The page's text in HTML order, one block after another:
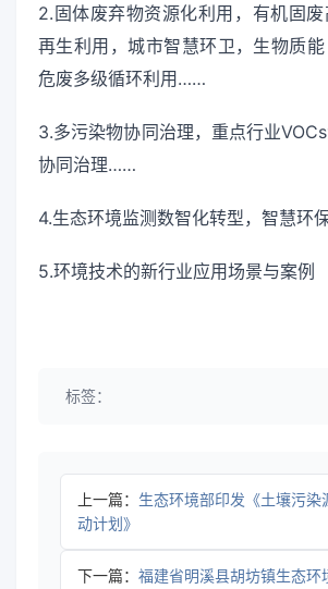
2.固体废弃物资源化利用，有机固
再生利用，城市智慧环卫，生物质能
危废多级循环利用……
3.多污染物协同治理，重点行业
协同治理……
4.生态环境监测数智化转型，智慧环
5.环境技术的新行业应用场景与案例
标签：
上一篇： 生态环境部印发《土壤污染
动计划》
下一篇： 福建省明溪县胡坊镇生态环